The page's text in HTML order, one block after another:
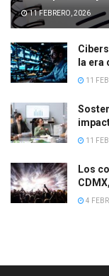
11 FEBRERO, 2026
la era
11
11
Los
4